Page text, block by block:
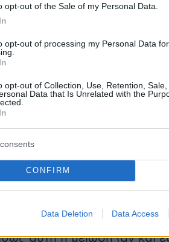
opt-out of the Sale of my Personal Data.
opt-out of processing my Personal Data
opt-out of Collection, Use, Retention,
Data that Is Unrelated with the
CONFIRM
Data Deletion Data Access
θεραπεία υποστηρίχθηκε
Herceptin -που ήδη είναι
καρκίνου του μαστού- σε
τέτοια αποτελέσματα τα
απίστευτα όχι μόνο από
257 ασθενείς με
το Πανεπιστήμιο του
αντιμετώπισαν με
αυτή η μείωση (αν και